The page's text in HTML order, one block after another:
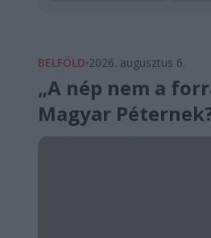
BELFÖLD 2026. augusztus 6.
„A nép nem a
Magyar